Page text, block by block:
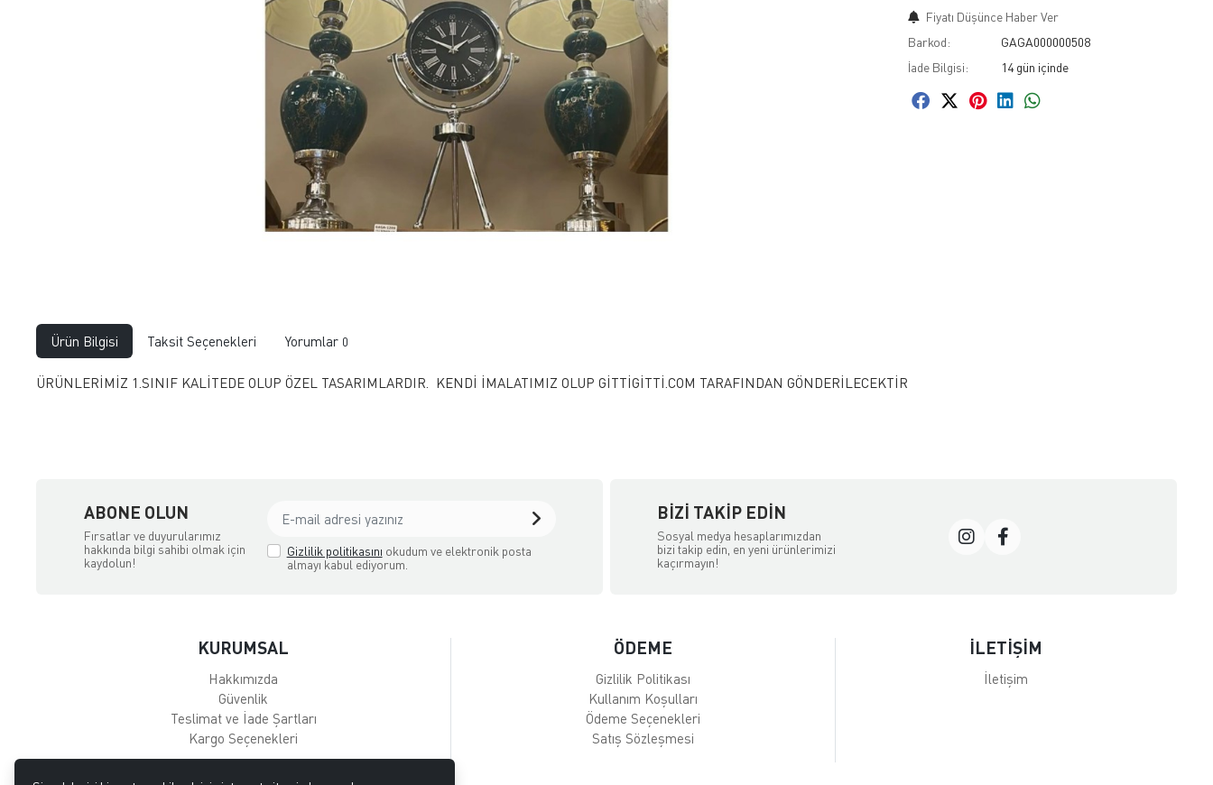
Fiyatı Düşünce Haber Ver
Barkod:
GAGA000000508
İade Bilgisi:
Ürün Bilgisi Taksit Seçenekleri Yorumlar 0
ÜRÜNLERİMİZ 1.SINIF KALİTEDE OLUP ÖZEL TASARIMLARDIR. KENDİ İMALATIMIZ OLUP GİTTİGİTTİ.COM TARAFINDAN GÖNDERİLECEKTİR
ABONE OLUN
Fırsatlar ve duyurularımız
hakkında bilgi sahibi olmak için
kaydolun!
Gizlilik politikasını okudum ve elektronik posta
almayı kabul ediyorum.
BIZI TAKIP EDIN
Sosyal medya hesaplarımızdan
bizi takip edin, en yeni ürünlerimizi
kaçırmayın!
KURUMSAL
Hakkımızda
Güvenlik
Teslimat ve İade Şartları
Kargo Seçenekleri
ÖDEME
Gizlilik Politikası
Kullanım Koşulları
Ödeme Seçenekleri
Satış Sözleşmesi
İLETİŞİM
İletişim